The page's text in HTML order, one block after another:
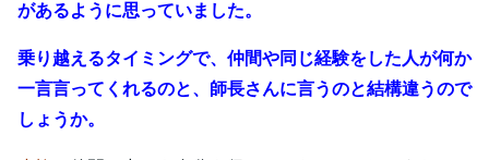
があるように思っていました。
乗り越えるタイミングで、仲間や同じ経験をした人が何か
一言言ってくれるのと、師長さんに言うのと結構違うので
しょうか。